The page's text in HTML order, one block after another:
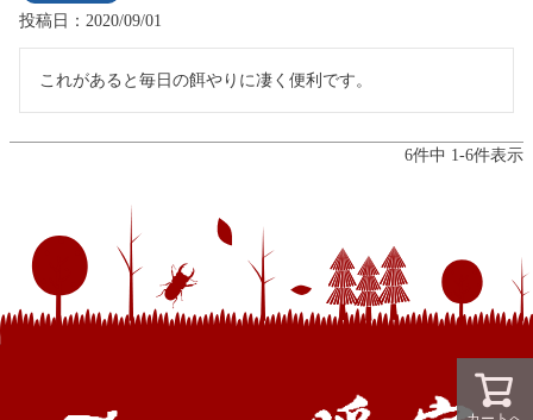
投稿日 2020/09/01
6件中 1 -6件表示